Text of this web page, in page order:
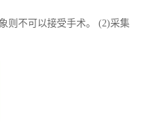
则不可以接受手术。 (2)采集